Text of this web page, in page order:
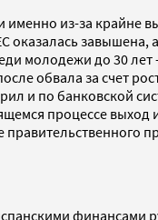
из-за крайне
молодежи до 30
обвала за счет
и по банковской
процессе выход